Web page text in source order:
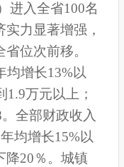
进入全省100名
力显著增强，
位次前移。
均增长13%以
万元以上；
全部财政收入
均增长15%以
降20％。城镇